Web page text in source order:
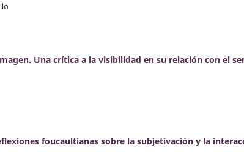
Una crítica a la visibilidad en su relación con el
foucaultianas sobre la subjetivación y la